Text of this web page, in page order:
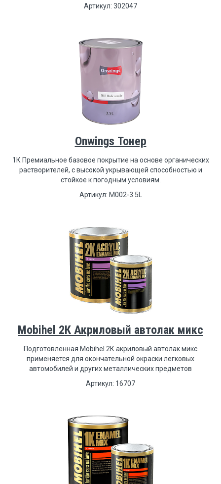
Артикул: 302047
Onwings Тонер
1К Премиальное базовое покрытие на основе органических
растворителей, с высокой укрывающей способностью и
стойкое к погодным условиям.
Артикул: M002-3.5L
Mobihel 2К Акриловый автолак микс
Подготовленная Mobihel 2К акриловый автолак микс
применяется для окончательной окраски легковых
автомобилей и других металлических предметов
Артикул: 16707